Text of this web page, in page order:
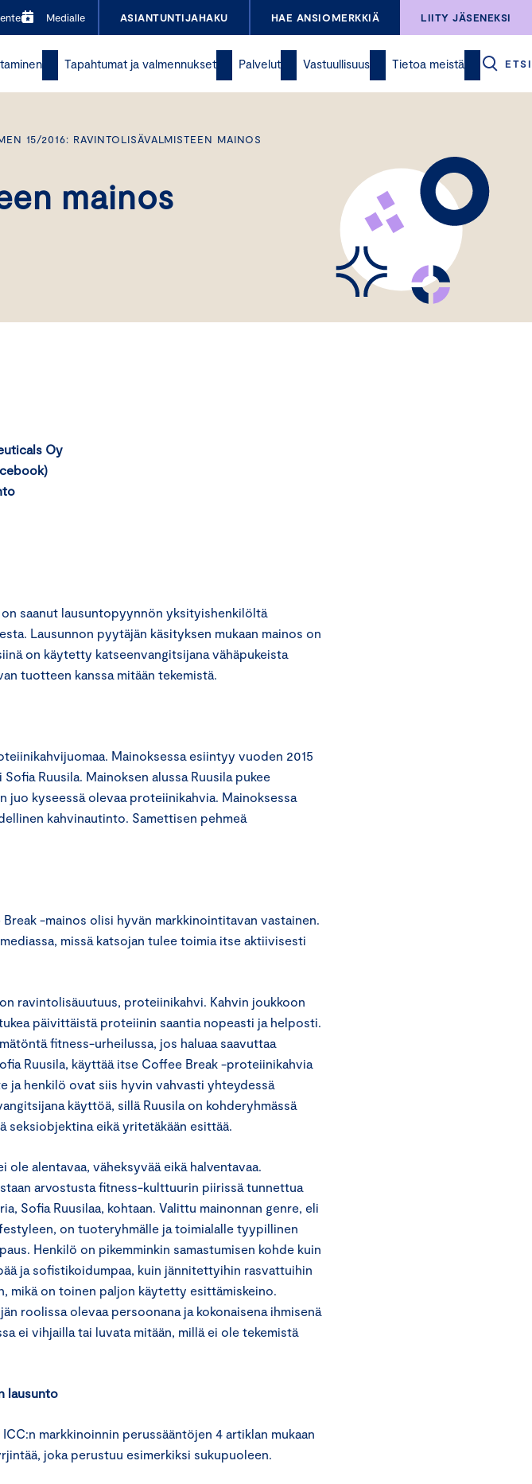
Medialle ASIANTUNTIJAHAKU HAE ANSIOMERKKIÄ LIITY JÄSENEKSI
Tapahtumat ja valmennukset Palvelut Vastuullisuus Tietoa meistä ETSI
15/2016: RAVINTOLISÄVALMISTEEN MAINOS
mainos
Oy
saanut lausuntopyynnön yksityishenkilöltä
Lausunnon pyytäjän käsityksen mukaan mainos on
on käytetty katseenvangitsijana vähäpukeista
tuotteen kanssa mitään tekemistä.
Mainoksessa esiintyy vuoden 2015
Ruusila. Mainoksen alussa Ruusila pukee
juo kyseessä olevaa proteiinikahvia. Mainoksessa
kahvinautinto. Samettisen pehmeä
-mainos olisi hyvän markkinointitavan vastainen.
missä katsojan tulee toimia itse aktiivisesti
ravintolisäuutuus, proteiinikahvi. Kahvin joukkoon
päivittäistä proteiinin saantia nopeasti ja helposti.
fitness-urheilussa, jos haluaa saavuttaa
Ruusila, käyttää itse Coffee Break -proteiinikahvia
ja henkilö ovat siis hyvin vahvasti yhteydessä
käyttöä, sillä Ruusila on kohderyhmässä
seksiobjektina eikä yritetäkään esittää.
ole alentavaa, väheksyvää eikä halventavaa.
arvostusta fitness-kulttuurin piirissä tunnettua
Sofia Ruusilaa, kohtaan. Valittu mainonnan genre, eli
on tuoteryhmälle ja toimialalle tyypillinen
Henkilö on pikemminkin samastumisen kohde kuin
ja sofistikoidumpaa, kuin jännitettyihin rasvattuihin
mikä on toinen paljon käytetty esittämiskeino.
roolissa olevaa persoonana ja kokonaisena ihmisenä
ei vihjailla tai luvata mitään, millä ei ole tekemistä
lausunto
markkinoinnin perussääntöjen 4 artiklan mukaan
joka perustuu esimerkiksi sukupuoleen.